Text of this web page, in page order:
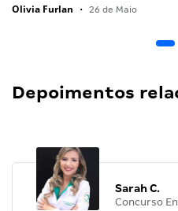
Olivia Furlan • 26 de Maio
Depoimentos
Sarah C.
Concurso